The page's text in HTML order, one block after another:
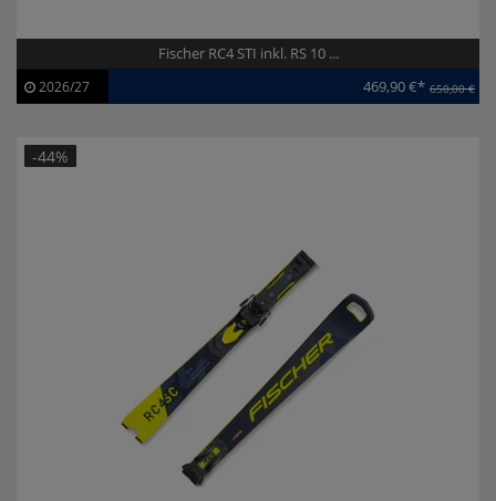
Fischer RC4 STI inkl. RS 10 ...
Artikel-ID:
113923
2026/27 469,90 €* 650,00 €
-44%